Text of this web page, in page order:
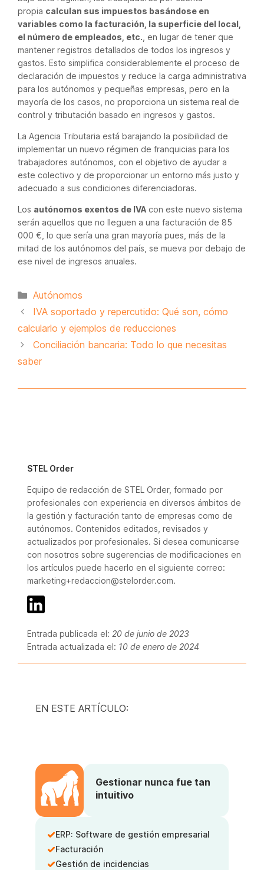
propia calculan sus impuestos basándose en
variables como la facturación, la superficie del local,
el número de empleados, etc. , en lugar de tener que
mantener registros detallados de todos los ingresos y
gastos. Esto simplifica considerablemente el proceso de
declaración de impuestos y reduce la carga administrativa
para los autónomos y pequeñas empresas, pero en la
mayoría de los casos, no proporciona un sistema real de
control y tributación basado en ingresos y gastos.
La Agencia Tributaria está barajando la posibilidad de
implementar un nuevo régimen de franquicias para los
trabajadores autónomos, con el objetivo de ayudar a
este colectivo y de proporcionar un entorno más justo y
adecuado a sus condiciones diferenciadoras.
Los autónomos exentos de IVA con este nuevo sistema
serán aquellos que no lleguen a una facturación de 85
000 €, lo que sería una gran mayoría pues, más de la
mitad de los autónomos del país, se mueva por debajo de
ese nivel de ingresos anuales.
Categorías
Autónomos
IVA soportado y repercutido: Qué son, cómo
calcularlo y ejemplos de reducciones
Conciliación bancaria: Todo lo que necesitas
saber
STEL Order
Equipo de redacción de STEL Order, formado por
profesionales con experiencia en diversos ámbitos de
la gestión y facturación tanto de empresas como de
autónomos. Contenidos editados, revisados y
actualizados por profesionales. Si desea comunicarse
con nosotros sobre sugerencias de modificaciones en
los artículos puede hacerlo en el siguiente correo:
marketing+redaccion@stelorder.com.
Entrada publicada el: 20 de junio de 2023
Entrada actualizada el: 10 de enero de 2024
EN ESTE ARTÍCULO:
Gestionar nunca fue tan
intuitivo
ERP: Software de gestión empresarial
Facturación
Gestión de incidencias